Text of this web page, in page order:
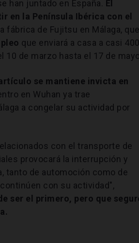
han juntado en España. El
en la Península Ibérica con el
fábrica de Fujitsu en Málaga,
que enviará a casa a casi
10 de marzo hasta el 17 de
se mantiene invicta en
en Wuhan ya trae
a congelar su actividad por
con el transporte de
provocará la interrupción y
tanto de automoción como de
con su actividad",
ser el primero, pero que